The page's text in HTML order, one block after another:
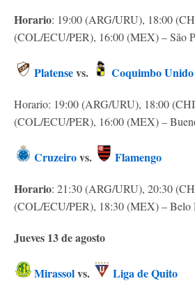
Horario: 19:00 (ARG/URU), 18:00
(COL/ECU/PER), 16:00 (MEX) – São
Platensevs. Coquimbo Unido
Horario: 19:00 (ARG/URU), 18:00
(COL/ECU/PER), 16:00 (MEX) –
Cruzeirovs.
Flamengo
Horario: 21:30 (ARG/URU), 20:30
(COL/ECU/PER), 18:30 (MEX) – Belo
Jueves 13 de agosto
Mirassolvs. Liga de Quito